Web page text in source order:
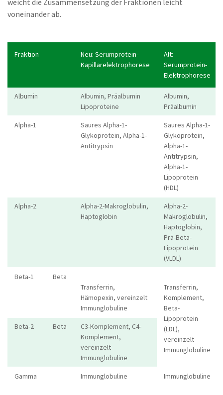
weicht die Zusammensetzung der Fraktionen leicht
voneinander ab.
Fraktion
Neu: Serumprotein-
Kapillarelektrophorese
Alt:
Serumprotein-
Elektrophorese
Albumin
Albumin, Präalbumin
Lipoproteine
Albumin,
Präalbumin
Alpha-1
Saures Alpha-1-
Glykoprotein, Alpha-1-
Antitrypsin
Saures Alpha-1-
Glykoprotein,
Alpha-1-
Antitrypsin,
Alpha-1-
Lipoprotein
(HDL)
Alpha-2
Alpha-2-Makroglobulin,
Haptoglobin
Alpha-2-
Makroglobulin,
Haptoglobin,
Prä-Beta-
Lipoprotein
(VLDL)
Beta-1
Beta
Transferrin,
Hämopexin, vereinzelt
Immunglobuline
Transferrin,
Komplement,
Beta-
Lipoprotein
(LDL),
vereinzelt
Immunglobuline
Beta-2 Beta
C3-Komplement, C4-
Komplement,
vereinzelt
Immunglobuline
Gamma Immunglobuline Immunglobuline